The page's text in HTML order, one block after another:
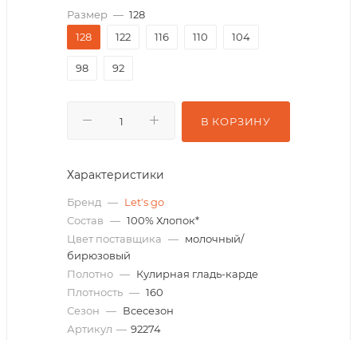
Размер — 128
128
122 116 110 104
98 92
В КОРЗИНУ
Характеристики
Бренд — Let's go
Состав — 100% Хлопок*
Цвет поставщика — молочный/
бирюзовый
Полотно — Кулирная гладь-карде
Плотность — 160
Сезон — Всесезон
Артикул — 92274